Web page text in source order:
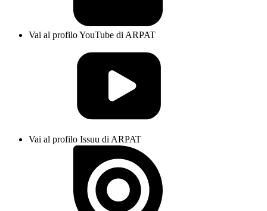
Vai al profilo YouTube di ARPAT
Vai al profilo Issuu di ARPAT